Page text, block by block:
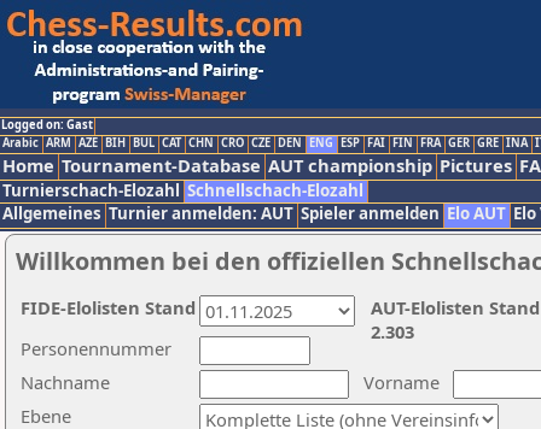
Logged on: Gast
Arabic ARM AZE BIH BUL CAT CHN CRO CZE DEN ENG ESP FAI FIN FRA GER GRE INA
Home Tournament-Database AUT championship Pictures
Turnierschach-Elozahl Schnellschach-Elozahl
Allgemeines Turnier anmelden: AUT Spieler anmelden Elo AUT
Willkommen bei den offiziellen
Nachname
Vorname
Ebene
Personennummer
AUT-Elolisten
2.303
FIDE-Elolisten Stand